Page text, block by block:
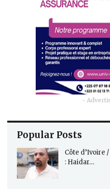
-
Popular Posts
Côte d’Ivoire
: Haidar…